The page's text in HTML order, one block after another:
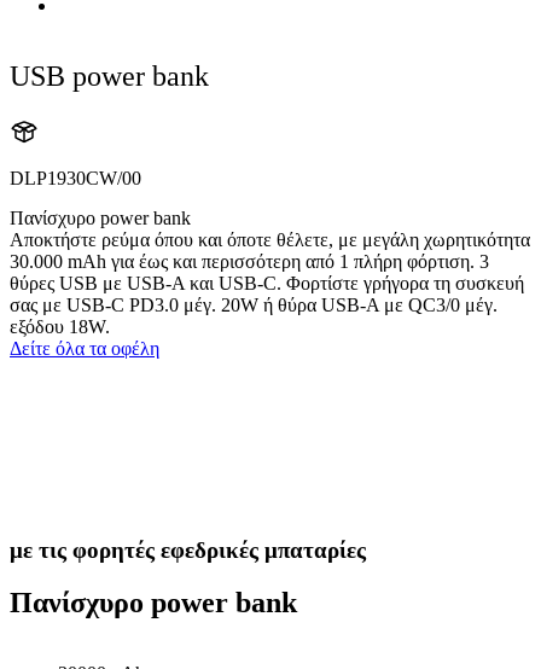
USB power bank
DLP1930CW/00
Πανίσχυρο power bank
Αποκτήστε ρεύμα όπου και όποτε θέλετε, με μεγάλη χωρητικότητα
30.000 mAh για έως και περισσότερη από 1 πλήρη φόρτιση. 3
θύρες USB με USB-A και USB-C. Φορτίστε γρήγορα τη συσκευή
σας με USB-C PD3.0 μέγ. 20W ή θύρα USB-A με QC3/0 μέγ.
εξόδου 18W.
Δείτε όλα τα οφέλη
με τις φορητές εφεδρικές μπαταρίες
Πανίσχυρο power bank